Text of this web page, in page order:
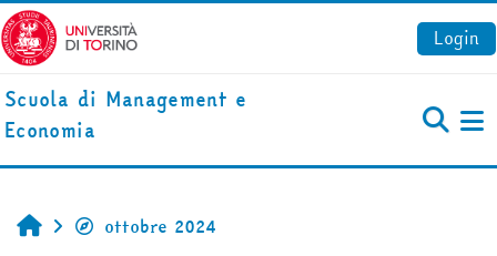
Vai al contenuto principale
Login
Scuola di Management e
Economia
Homeottobre 2024